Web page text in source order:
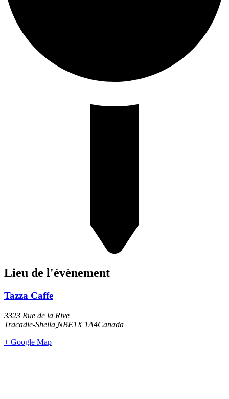
Lieu de l'évènement
Tazza Caffe
3323 Rue de la Rive
Tracadie-Sheila NBE1X 1A4Canada
+ Google Map